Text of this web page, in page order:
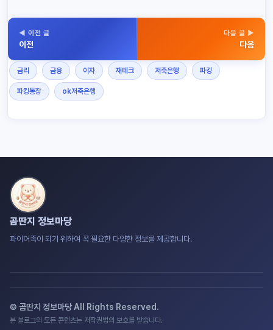
◀ 이전 글
이전
다음 글 ▶
다음
금리 금융 이자 재테크 저축은행 파킹
파킹통장 ok저축은행
곰딴지 정보마당
파이어족이 되기 위하여 꼭 필요한 다양한 정보를 제공합니다.
© 곰딴지 정보마당 All Rights Reserved.
본 블로그의 모든 콘텐츠는 저작권법의 보호를 받습니다.